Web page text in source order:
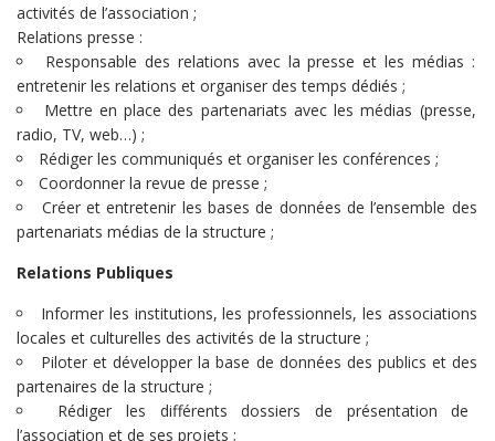
activités de l’association ;
Relations presse :
Responsable des relations avec la presse et les médias :
entretenir les relations et organiser des temps dédiés ;
Mettre en place des partenariats avec les médias (presse,
radio, TV, web…) ;
Rédiger les communiqués et organiser les conférences ;
Coordonner la revue de presse ;
Créer et entretenir les bases de données de l’ensemble des
partenariats médias de la structure ;
Relations Publiques
Informer les institutions, les professionnels, les associations
locales et culturelles des activités de la structure ;
Piloter et développer la base de données des publics et des
partenaires de la structure ;
Rédiger les différents dossiers de présentation de
l’association et de ses projets ;